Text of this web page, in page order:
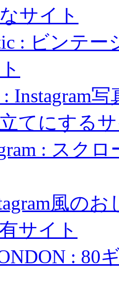
サイト
: ビンテ
: Instagram
てにする
: スク
風の
サイト
: